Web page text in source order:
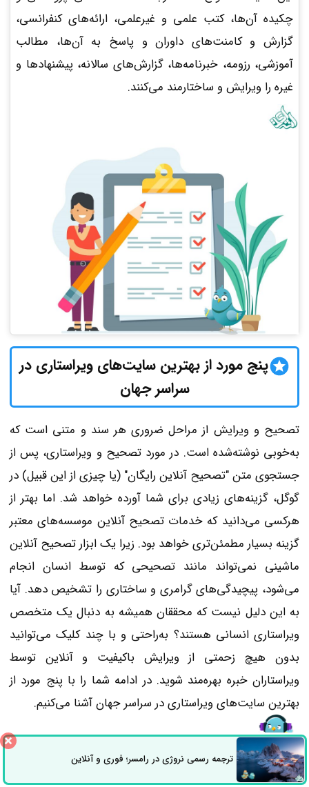
چکیده آن‌ها، کتب علمی و غیرعلمی، ارائه‌های کنفرانسی،
گزارش و کامنت‌های داوران و پاسخ به آن‌ها، مطالب
آموزشی، رزومه، خبرنامه‌ها، گزارش‌های سالانه، پیشنهاد‌ها و
غیره را ویرایش و ساختارمند می‌کنند.
پنج مورد از بهترین سایت‌های ویراستاری در
سراسر جهان
تصحیح و ویرایش از مراحل ضروری هر سند و متنی است که
به‌خوبی نوشته‌شده است. در مورد تصحیح و ویراستاری، پس از
جستجوی متن "تصحیح آنلاین رایگان" (یا چیزی از این قبیل) در
گوگل، گزینه‌های زیادی برای شما آورده خواهد شد. اما بهتر از
هرکسی می‌دانید که خدمات تصحیح آنلاین موسسه‌های معتبر
گزینه بسیار مطمئن‌تری خواهد بود. زیرا یک ابزار تصحیح آنلاین
ماشینی نمی‌تواند مانند تصحیحی که توسط انسان انجام
می‌شود، پیچیدگی‌های گرامری و ساختاری را تشخیص دهد. آیا
به این دلیل نیست که محققان همیشه به دنبال یک متخصص
ویراستاری انسانی هستند؟ به‌راحتی و با چند کلیک می‌توانید
بدون هیچ زحمتی از ویرایش باکیفیت و آنلاین توسط
ویراستاران خبره بهره‌مند شوید. در ادامه شما را با پنج مورد از
بهترین سایت‌های ویراستاری در سراسر جهان آشنا می‌کنیم.
ترجمه رسمی نروژی در رامسر؛ فوری و آنلاینراه های ارتباطی